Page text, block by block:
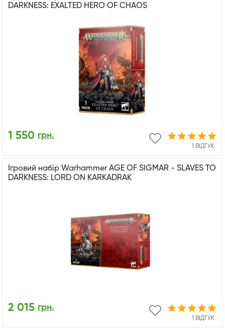
DARKNESS: EXALTED HERO OF CHAOS
1 ВІДГУК
1 550 грн.
Ігровий набір Warhammer AGE OF SIGMAR - SLAVES TO
DARKNESS: LORD ON KARKADRAK
1 ВІДГУК
2 015 грн.